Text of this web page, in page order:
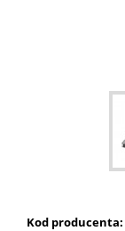
Kod producenta: